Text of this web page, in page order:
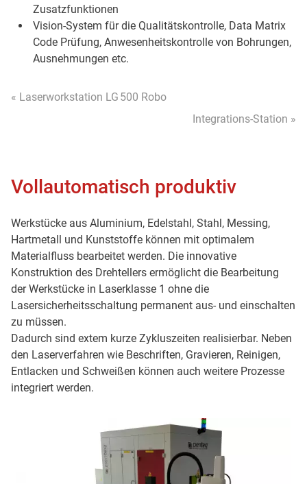
Zusatzfunktionen
Vision-System für die Qualitätskontrolle, Data Matrix
Code Prüfung, Anwesenheitskontrolle von Bohrungen,
Ausnehmungen etc.
« Laserworkstation LG 500 Robo
Integrations-Station »
Vollautomatisch produktiv
Werkstücke aus Aluminium, Edelstahl, Stahl, Messing,
Hartmetall und Kunststoffe können mit optimalem
Materialfluss bearbeitet werden. Die innovative
Konstruktion des Drehtellers ermöglicht die Bearbeitung
der Werkstücke in Laserklasse 1 ohne die
Lasersicherheitsschaltung permanent aus- und einschalten
zu müssen.
Dadurch sind extem kurze Zykluszeiten realisierbar. Neben
den Laserverfahren wie Beschriften, Gravieren, Reinigen,
Entlacken und Schweißen können auch weitere Prozesse
integriert werden.